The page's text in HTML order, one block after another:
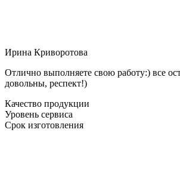
Ирина Криворотова
Отлично выполняете свою работу:) все
довольны, респект!)
Качество продукции
Уровень сервиса
Срок изготовления